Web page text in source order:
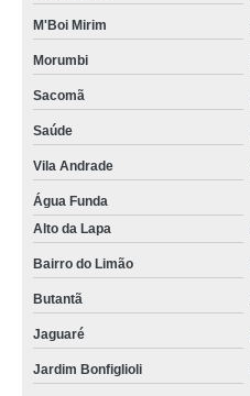
M'Boi Mirim
Morumbi
Sacomã
Saúde
Vila Andrade
Água Funda
Alto da Lapa
Bairro do Limão
Butantã
Jaguaré
Jardim Bonfiglioli